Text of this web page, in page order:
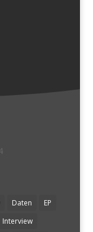
Daten
EP
Interview